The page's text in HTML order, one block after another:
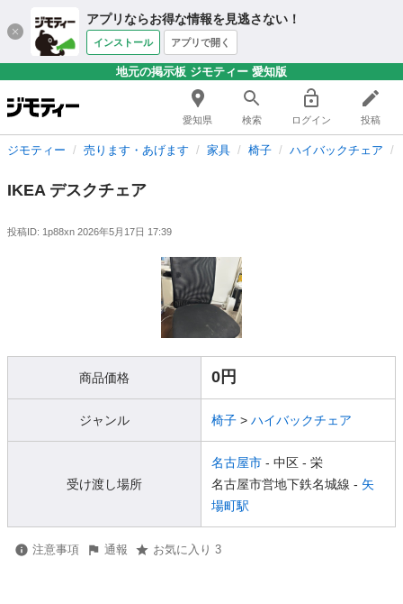
アプリならお得な情報を見逃さない！
インストール アプリで開く
地元の掲示板 ジモティー 愛知版
愛知県 検索 ログイン 投稿
ジモティー 売ります・あげます 家具 椅子 ハイバックチェア
IKEA デスクチェア
投稿ID: 1p88xn 2026年5月17日 17:39
商品価格 0円
ジャンル 椅子 > ハイバックチェア
受け渡し場所
名古屋市 - 中区 - 栄
名古屋市営地下鉄名城線 - 矢
場町駅
注意事項 通報 お気に入り 3